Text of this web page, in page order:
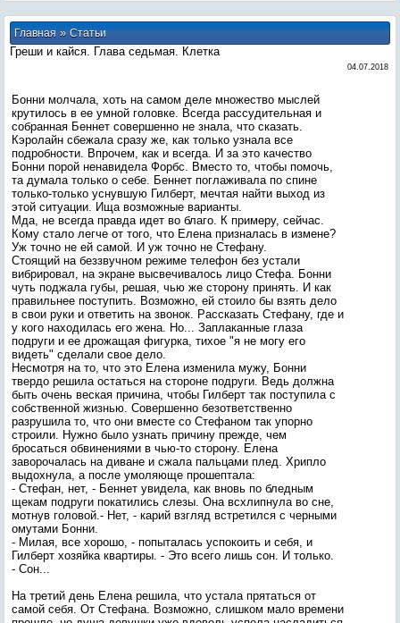
Главная»Статьи
Греши и кайся. Глава седьмая. Клетка
04.07.2018
Бонни молчала, хоть на самом деле множество мыслей
крутилось в ее умной головке. Всегда рассудительная и
собранная Беннет совершенно не знала, что сказать.
Кэролайн сбежала сразу же, как только узнала все
подробности. Впрочем, как и всегда. И за это качество
Бонни порой ненавидела Форбс. Вместо то, чтобы помочь,
та думала только о себе. Беннет поглаживала по спине
только-только уснувшую Гилберт, мечтая найти выход из
этой ситуации. Ища возможные варианты.
Мда, не всегда правда идет во благо. К примеру, сейчас.
Кому стало легче от того, что Елена призналась в измене?
Уж точно не ей самой. И уж точно не Стефану.
Стоящий на беззвучном режиме телефон без устали
вибрировал, на экране высвечивалось лицо Стефа. Бонни
чуть поджала губы, решая, чью же сторону принять. И как
правильнее поступить. Возможно, ей стоило бы взять дело
в свои руки и ответить на звонок. Рассказать Стефану, где и
у кого находилась его жена. Но... Заплаканные глаза
подруги и ее дрожащая фигурка, тихое "я не могу его
видеть" сделали свое дело.
Несмотря на то, что это Елена изменила мужу, Бонни
твердо решила остаться на стороне подруги. Ведь должна
быть очень веская причина, чтобы Гилберт так поступила с
собственной жизнью. Совершенно безответственно
разрушила то, что они вместе со Стефаном так упорно
строили. Нужно было узнать причину прежде, чем
бросаться обвинениями в чью-то сторону. Елена
заворочалась на диване и сжала пальцами плед. Хрипло
выдохнула, а после умоляюще прошептала:
- Стефан, нет, - Беннет увидела, как вновь по бледным
щекам подруги покатились слезы. Она всхлипнула во сне,
мотнув головой.- Нет, - карий взгляд встретился с черными
омутами Бонни.
- Милая, все хорошо, - попыталась успокоить и себя, и
Гилберт хозяйка квартиры. - Это всего лишь сон. И только.
- Сон...
На третий день Елена решила, что устала прятаться от
самой себя. От Стефана. Возможно, слишком мало времени